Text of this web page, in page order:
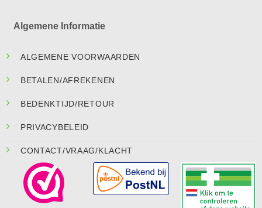
Algemene Informatie
ALGEMENE VOORWAARDEN
BETALEN/AFREKENEN
BEDENKTIJD/RETOUR
PRIVACYBELEID
CONTACT/VRAAG/KLACHT